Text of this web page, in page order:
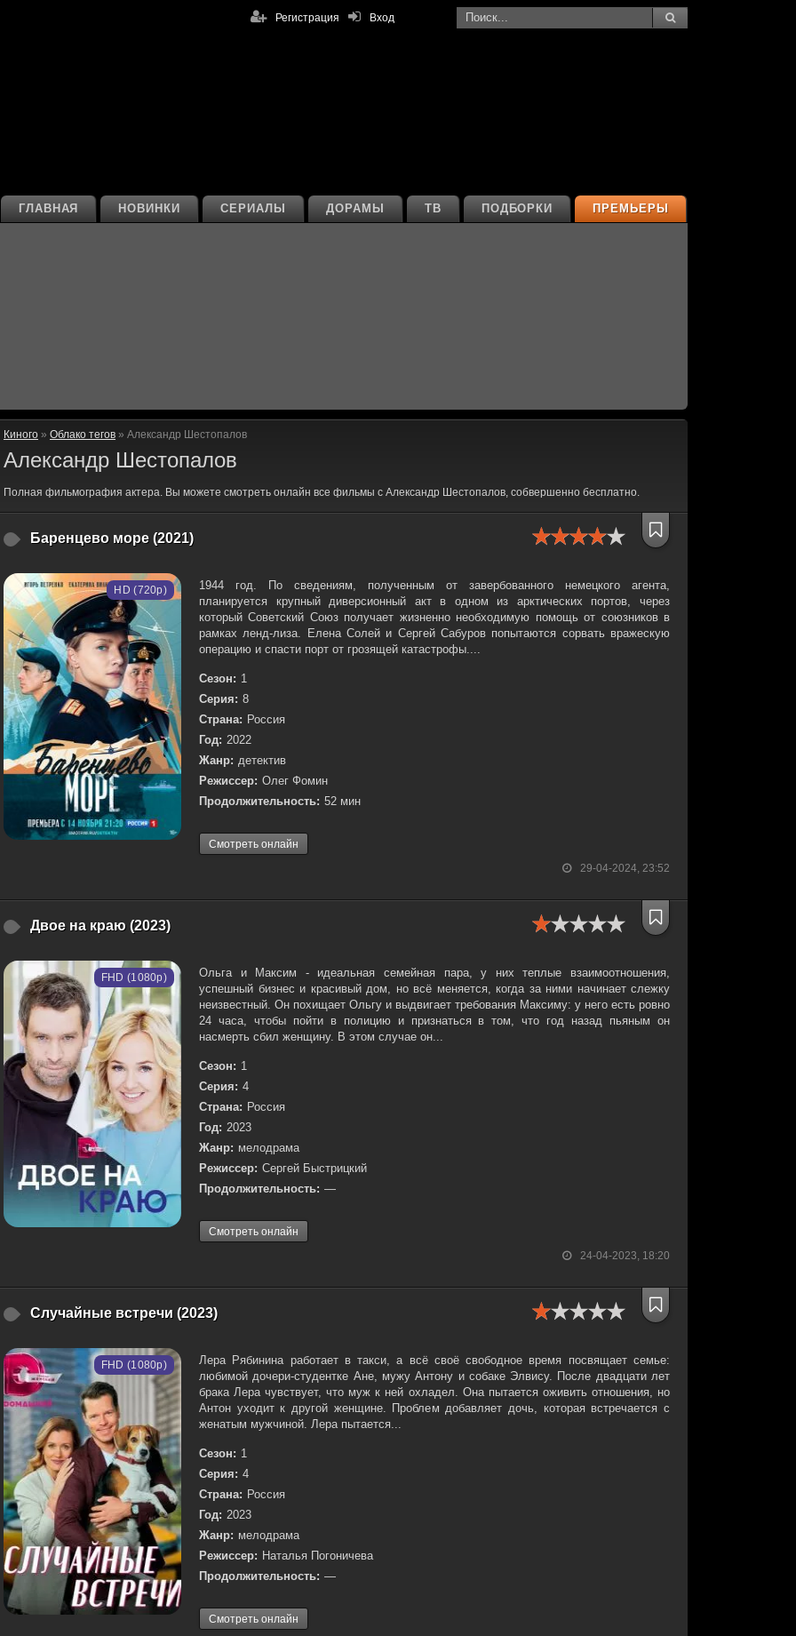
Вход
Регистрация
ПРЕМЬЕРЫ
ПОДБОРКИ
ТВ
ДОРАМЫ
СЕРИАЛЫ
НОВИНКИ
ГЛАВНАЯ
Киного » Облако тегов » Александр Шестопалов
Александр Шестопалов
Полная фильмография актера. Вы можете смотреть онлайн все фильмы с Александр Шестопалов, собвершенно бесплатно.
Баренцево море (2021)
29-04-2024, 23:52
HD (720p)
1944 год. По сведениям, полученным от завербованного немецкого агента,
планируется крупный диверсионный акт в одном из арктических портов, через
который Советский Союз получает жизненно необходимую помощь от союзников в
рамках ленд-лиза. Елена Солей и Сергей Сабуров попытаются сорвать вражескую
операцию и спасти порт от грозящей катастрофы....
Сезон: 1
Серия: 8
Страна: Россия
Год: 2022
Жанр: детектив
Режиссер: Олег Фомин
Продолжительность: 52 мин
Смотреть онлайн
Двое на краю (2023)
24-04-2023, 18:20
FHD (1080p)
Ольга и Максим - идеальная семейная пара, у них теплые взаимоотношения,
успешный бизнес и красивый дом, но всё меняется, когда за ними начинает слежку
неизвестный. Он похищает Ольгу и выдвигает требования Максиму: у него есть ровно
24 часа, чтобы пойти в полицию и признаться в том, что год назад пьяным он
насмерть сбил женщину. В этом случае он...
Сезон: 1
Серия: 4
Страна: Россия
Год: 2023
Жанр: мелодрама
Режиссер: Сергей Быстрицкий
Продолжительность: —
Смотреть онлайн
Случайные встречи (2023)
FHD (1080p)
Лера Рябинина работает в такси, а всё своё свободное время посвящает семье:
любимой дочери-студентке Ане, мужу Антону и собаке Элвису. После двадцати лет
брака Лера чувствует, что муж к ней охладел. Она пытается оживить отношения, но
Антон уходит к другой женщине. Проблем добавляет дочь, которая встречается с
женатым мужчиной. Лера пытается...
Сезон: 1
Серия: 4
Страна: Россия
Год: 2023
Жанр: мелодрама
Режиссер: Наталья Погоничева
Продолжительность: —
Смотреть онлайн